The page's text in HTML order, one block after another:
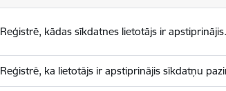
Reģistrē, kādas sīkdatnes lietotājs ir apstiprinājis.
Reģistrē, ka lietotājs ir apstiprinājis sīkdatņu